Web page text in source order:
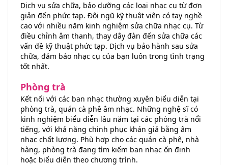
Dịch vụ sửa chữa, bảo dưỡng các loại nhạc cụ từ đơn
giản đến phức tạp. Đội ngũ kỹ thuật viên có tay nghề
cao với nhiều năm kinh nghiệm sửa chữa nhạc cụ. Từ
điều chỉnh âm thanh, thay dây đàn đến sửa chữa các
vấn đề kỹ thuật phức tạp. Dịch vụ bảo hành sau sửa
chữa, đảm bảo nhạc cụ của bạn luôn trong tình trạng
tốt nhất.
Phòng trà
Kết nối với các ban nhạc thường xuyên biểu diễn tại
phòng trà, quán cà phê âm nhạc. Những nghệ sĩ có
kinh nghiệm biểu diễn lâu năm tại các phòng trà nổi
tiếng, với khả năng chinh phục khán giả bằng âm
nhạc chất lượng. Phù hợp cho các quán cà phê, nhà
hàng, phòng trà đang tìm kiếm ban nhạc ổn định
hoặc biểu diễn theo chương trình.